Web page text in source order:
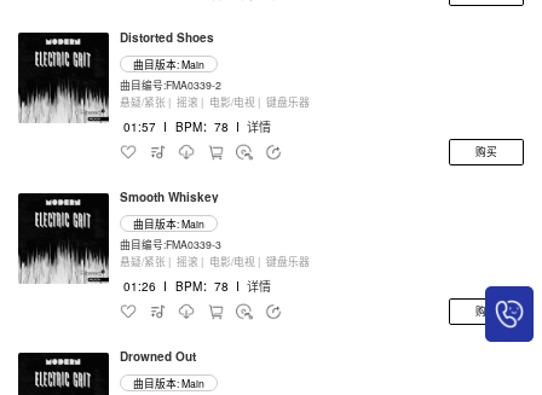
Distorted Shoes
曲目版本: Main
曲目编号:FMA0339-2
悬疑/紧张 | 摇滚 | 电影/电视 | 键盘乐器
01:57 I BPM：78 I 详情
购买
Smooth Whiskey
曲目版本: Main
曲目编号:FMA0339-3
悬疑/紧张 | 摇滚 | 电影/电视 | 键盘乐器
01:26 I BPM：78 I 详情
购买
Drowned Out
曲目版本: Main